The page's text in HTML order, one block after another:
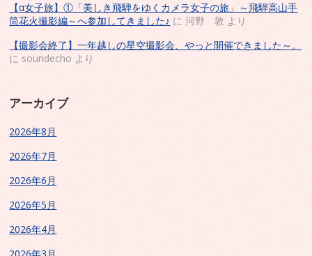
【α女子旅】①「美しき飛騨をゆくカメラ女子の旅」～飛騨高山手
筒花火撮影編～へ参加してきました♪ に河野 敦 より
【撮影会終了】一年越しの星空撮影会、やっと開催できました～。
に soundecho より
アーカイブ
2026年8月
2026年7月
2026年6月
2026年5月
2026年4月